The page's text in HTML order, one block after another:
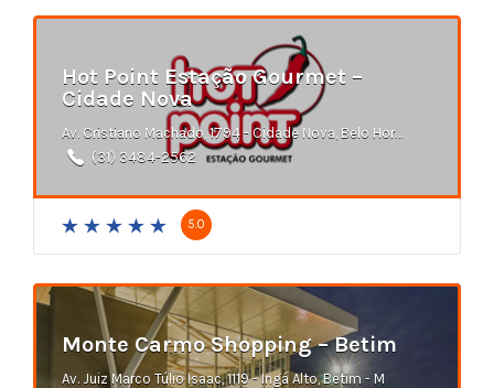
Hot Point Estação Gourmet –
Cidade Nova
Av. Cristiano Machado, 1794 - Cidade Nova, Belo Horizonte - MG
(31) 3484-2562
5.0
Monte Carmo Shopping – Betim
Av. Juiz Marco Túlio Isaac, 1119 - Ingá Alto, Betim - M